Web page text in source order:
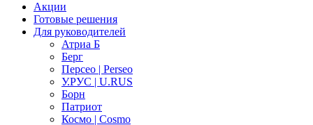
Акции
Готовые решения
Для руководителей
Атриа Б
Берг
Персео | Perseo
У.РУС | U.RUS
Борн
Патриот
Космо | Cosmo